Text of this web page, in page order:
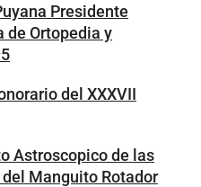
Presidente
de Ortopedia y
del XXXVII
Astroscopico de las
Manguito Rotador